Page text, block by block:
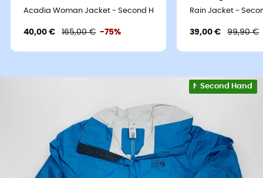
Acadia Woman Jacket - Second Hand Regenjacke - Damen -
40,00 € 165,00 € -75%
Rain Jacket -
39,00 € 99,90 €
Nachhaltigkeit
Second Hand